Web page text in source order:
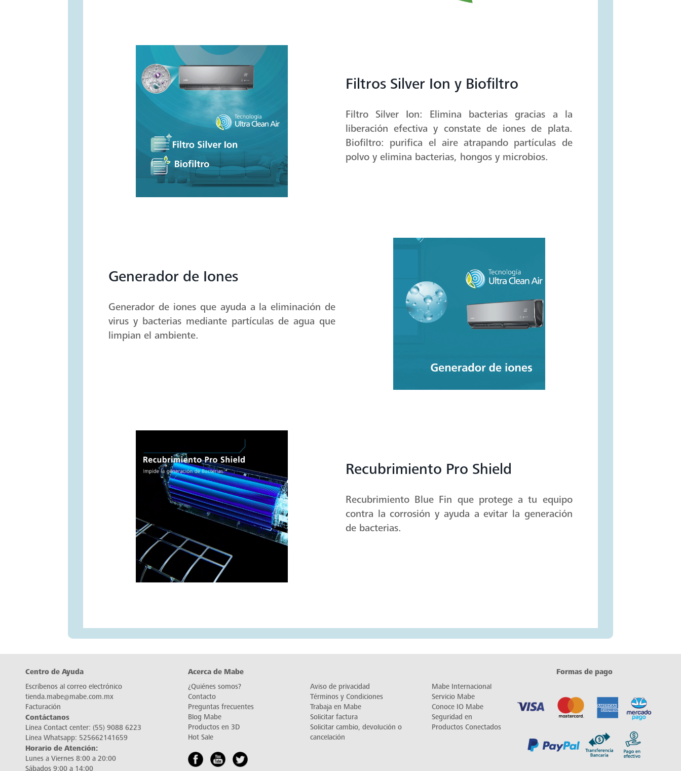
Filtros Silver Ion y Biofiltro
Filtro Silver Ion: Elimina bacterias gracias a la
liberación efectiva y constate de iones de plata.
Biofiltro: purifica el aire atrapando partículas de
polvo y elimina bacterias, hongos y microbios.
Generador de Iones
Generador de iones que ayuda a la eliminación de
virus y bacterias mediante partículas de agua que
limpian el ambiente.
Recubrimiento Pro Shield
Recubrimiento Blue Fin que protege a tu equipo
contra la corrosión y ayuda a evitar la generación
de bacterias.
Centro de Ayuda
Escríbenos al correo electrónico
tienda.mabe@mabe.com.mx
Facturación
Contáctanos
Línea Contact center: (55) 9088 6223
Línea Whatsapp: 525662141659
Horario de Atención:
Lunes a Viernes 8:00 a 20:00
Sábados 9:00 a 14:00
Acerca de Mabe
¿Quiénes somos?
Contacto
Preguntas frecuentes
Blog Mabe
Productos en 3D
Hot Sale
Aviso de privacidad
Términos y Condiciones
Trabaja en Mabe
Solicitar factura
Solicitar cambio, devolución o
cancelación
Mabe Internacional
Servicio Mabe
Conoce IO Mabe
Seguridad en
Productos Conectados
Formas de pago